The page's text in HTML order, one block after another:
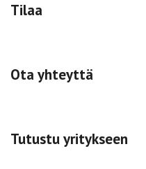
Tilaa
Ota yhteyttä
Tutustu yritykseen